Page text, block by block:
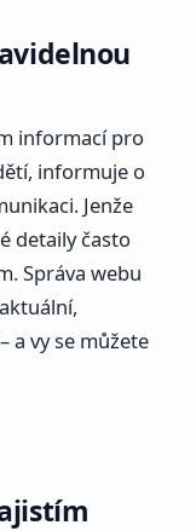
informací pro
informuje o
Jenže
detaily často
Správa webu
a vy se můžete